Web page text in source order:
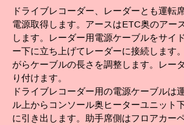
ドライブレコーダー、レーダーとも運転
電源取得します。アースはETC奥のアー
します。レーダー用電源ケーブルをサイ
ー下に立ち上げてレーダーに接続します
がらケーブルの長さを調整します。レー
り付けます。
ドライブレコーダー用の電源ケーブルは
ル上からコンソール奥ヒーターユニット
に引き出します。助手席側はフロアカー